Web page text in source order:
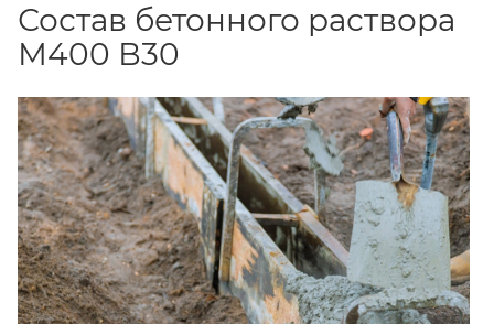
Состав бетонного раствора
М400 В30